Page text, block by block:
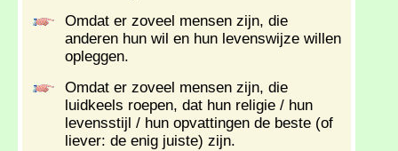
Omdat er zoveel mensen zijn, die
anderen hun wil en hun levenswijze willen
opleggen.
Omdat er zoveel mensen zijn, die
luidkeels roepen, dat hun religie / hun
levensstijl / hun opvattingen de beste (of
liever: de enig juiste) zijn.